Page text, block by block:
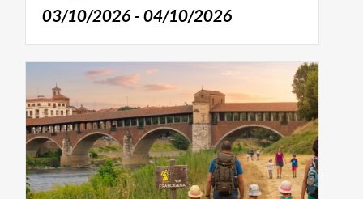
03/10/2026 - 04/10/2026